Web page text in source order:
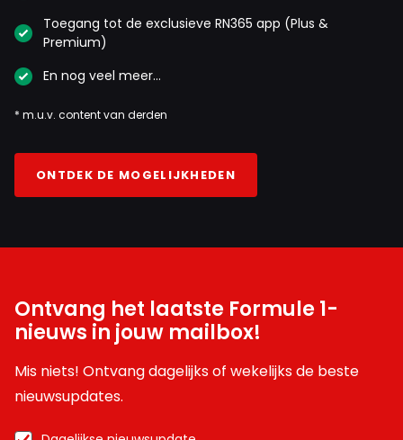
Toegang tot de exclusieve RN365 app (Plus &
Premium)
En nog veel meer…
* m.u.v. content van derden
ONTDEK DE MOGELIJKHEDEN
Ontvang het laatste Formule 1-
nieuws in jouw mailbox!
Mis niets! Ontvang dagelijks of wekelijks de beste
nieuwsupdates.